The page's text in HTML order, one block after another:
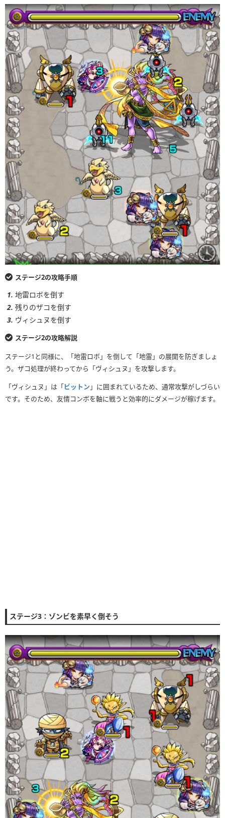
ステージ2の攻略手順
地雷ロボを倒す
残りのザコを倒す
ヴィシュヌを倒す
ステージ2の攻略解説
ステージ1と同様に、「地雷ロボ」を倒して「地雷」の展開を防ぎましょ
う。ザコ処理が終わってから「ヴィシュヌ」を攻撃します。
「ヴィシュヌ」は「ビットン 」に囲まれているため、通常攻撃がしづらい
です。そのため、友情コンボを軸に戦うと効率的にダメージが稼げます。
ステージ3：ゾンビを素早く倒そう